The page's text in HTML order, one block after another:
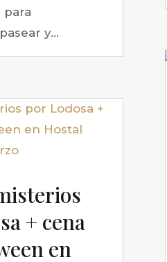
para
y...
+ cena
en